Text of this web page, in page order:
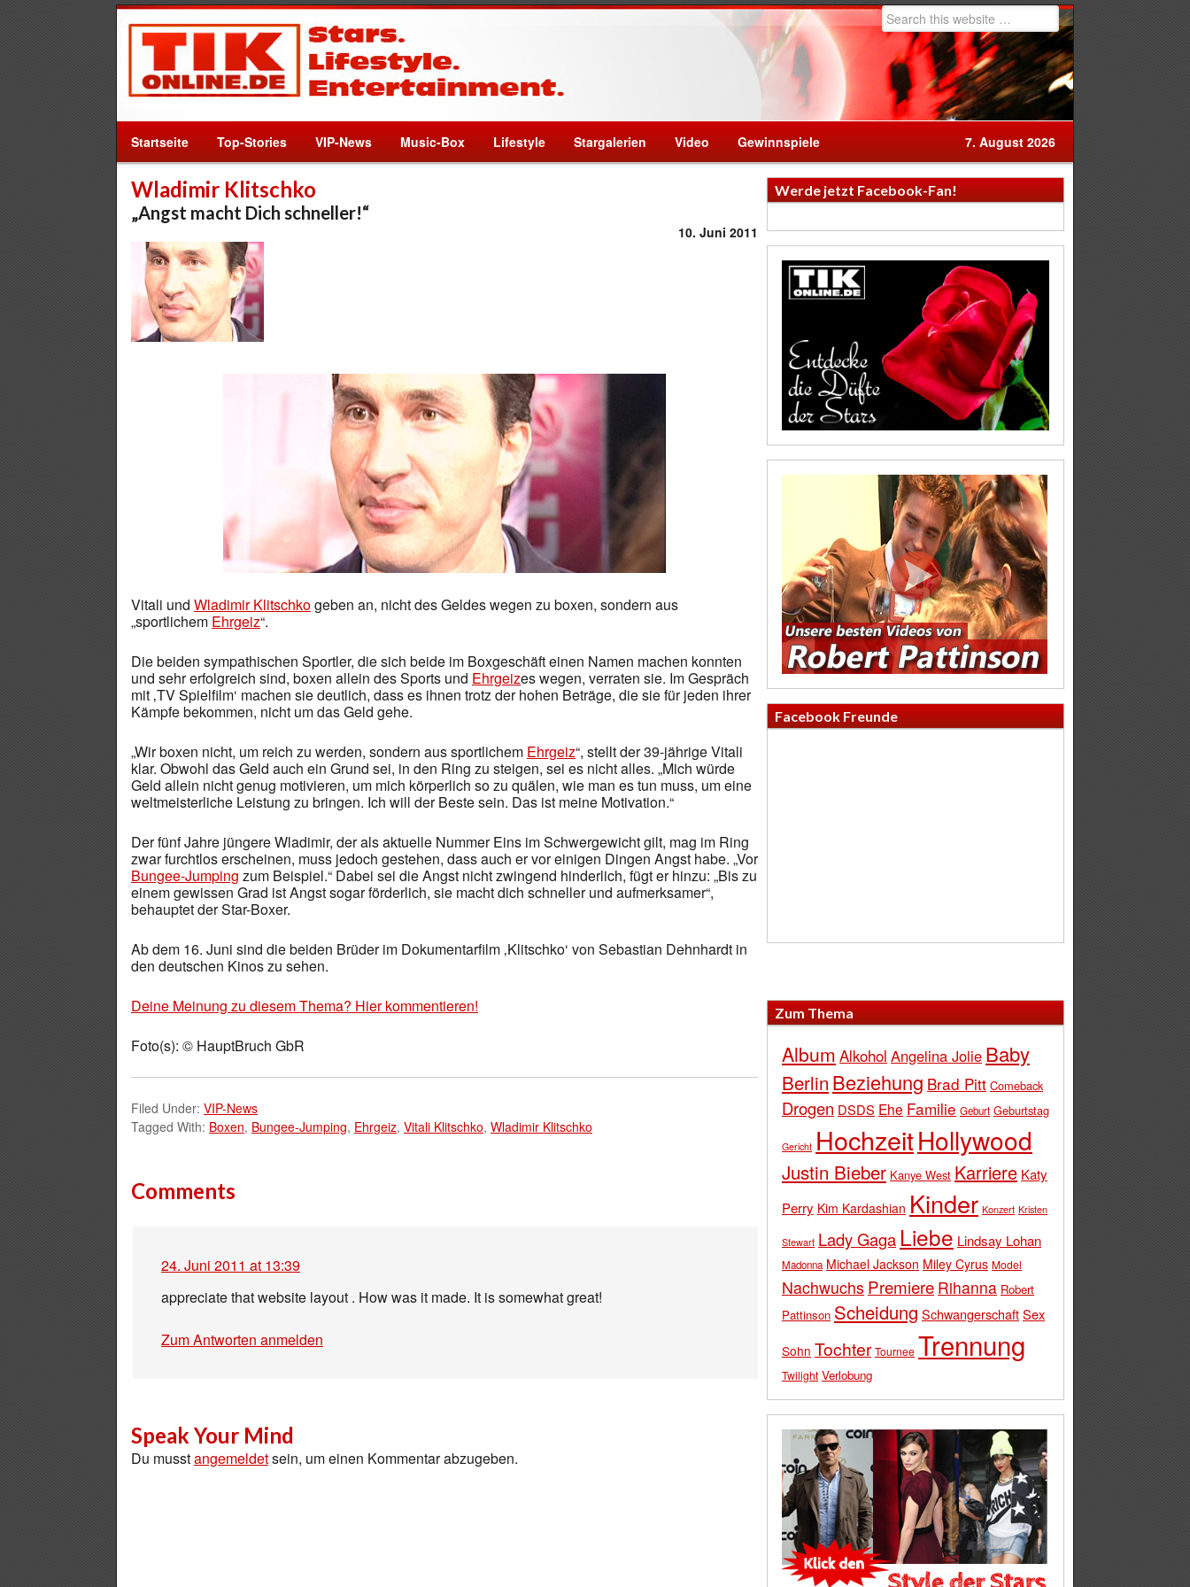
Startseite Top-Stories VIP-News Music-Box Lifestyle Stargalerien Video Gewinnspiele 7. August 2026
Wladimir Klitschko
„Angst macht Dich schneller!“
10. Juni 2011
Vitali und Wladimir Klitschkogeben an, nicht des Geldes wegen zu boxen, sondern aus
„sportlichem Ehrgeiz“.
Die beiden sympathischen Sportler, die sich beide im Boxgeschäft einen Namen machen konnten
und sehr erfolgreich sind, boxen allein des Sports und Ehrgeizes wegen, verraten sie. Im Gespräch
mit ‚TV Spielfilm‘ machen sie deutlich, dass es ihnen trotz der hohen Beträge, die sie für jeden ihrer
Kämpfe bekommen, nicht um das Geld gehe.
„Wir boxen nicht, um reich zu werden, sondern aus sportlichem Ehrgeiz“, stellt der 39-jährige Vitali
klar. Obwohl das Geld auch ein Grund sei, in den Ring zu steigen, sei es nicht alles. „Mich würde
Geld allein nicht genug motivieren, um mich körperlich so zu quälen, wie man es tun muss, um eine
weltmeisterliche Leistung zu bringen. Ich will der Beste sein. Das ist meine Motivation.“
Der fünf Jahre jüngere Wladimir, der als aktuelle Nummer Eins im Schwergewicht gilt, mag im Ring
zwar furchtlos erscheinen, muss jedoch gestehen, dass auch er vor einigen Dingen Angst habe. „Vor
Bungee-Jumping zum Beispiel.“ Dabei sei die Angst nicht zwingend hinderlich, fügt er hinzu: „Bis zu
einem gewissen Grad ist Angst sogar förderlich, sie macht dich schneller und aufmerksamer“,
behauptet der Star-Boxer.
Ab dem 16. Juni sind die beiden Brüder im Dokumentarfilm ‚Klitschko‘ von Sebastian Dehnhardt in
den deutschen Kinos zu sehen.
Deine Meinung zu diesem Thema? Hier kommentieren!
Foto(s): © HauptBruch GbR
Filed Under: VIP-News
Tagged With: Boxen, Bungee-Jumping, Ehrgeiz, Vitali Klitschko, Wladimir Klitschko
Comments
24. Juni 2011 at 13:39
appreciate that website layout . How was it made. It is somewhat great!
Zum Antworten anmelden
Speak Your Mind
Du musstangemeldetsein, um einen Kommentar abzugeben.
Werde jetzt Facebook-Fan!
Facebook Freunde
Zum Thema
Album Alkohol Angelina Jolie Baby
Berlin Beziehung Brad Pitt Comeback
Drogen DSDS Ehe Familie Geburt Geburtstag
Gericht HochzeitHollywood
Justin Bieber Kanye West Karriere Katy
Perry Kim Kardashian Kinder Konzert Kristen
Stewart Lady Gaga Liebe Lindsay Lohan
Madonna Michael Jackson Miley Cyrus Model
Nachwuchs Premiere Rihanna Robert
Pattinson Scheidung SchwangerschaftSex
Sohn Tochter Tournee Trennung
Twilight Verlobung